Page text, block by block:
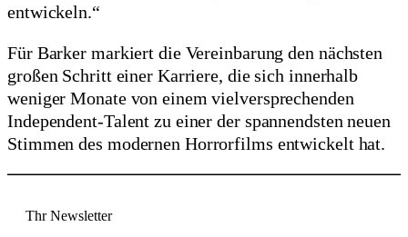
entwickeln.“
Für Barker markiert die Vereinbarung den nächsten
großen Schritt einer Karriere, die sich innerhalb
weniger Monate von einem vielversprechenden
Independent-Talent zu einer der spannendsten neuen
Stimmen des modernen Horrorfilms entwickelt hat.
Thr Newsletter